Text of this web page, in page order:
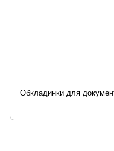
Обкладинки для